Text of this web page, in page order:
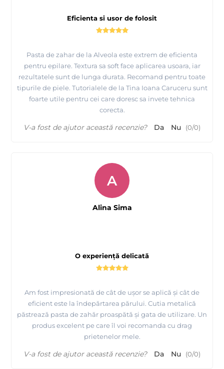
Eficienta si usor de folosit
Pasta de zahar de la Alveola este extrem de eficienta
pentru epilare. Textura sa soft face aplicarea usoara, iar
rezultatele sunt de lunga durata. Recomand pentru toate
tipurile de piele. Tutorialele de la Tina Ioana Caruceru sunt
foarte utile pentru cei care doresc sa invete tehnica
corecta.
V-a fost de ajutor această recenzie? Da Nu (0/0)
O experiență delicată
Am fost impresionată de cât de ușor se aplică și cât de
eficient este la îndepărtarea părului. Cutia metalică
păstrează pasta de zahăr proaspătă și gata de utilizare. Un
produs excelent pe care îl voi recomanda cu drag
prietenelor mele.
A
Alina Sima
V-a fost de ajutor această recenzie? Da Nu (0/0)